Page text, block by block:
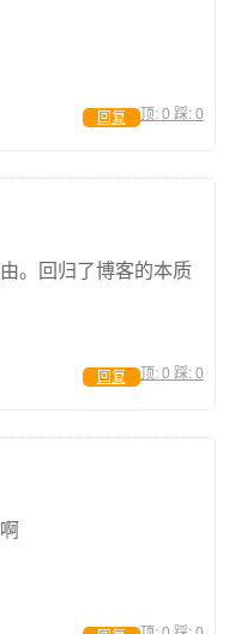
顶: 0 踩: 0
回复
。回归了博客的本质
顶: 0 踩: 0
回复